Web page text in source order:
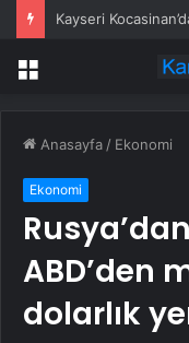
Kayseri
Menü
Anasayfa / Ekonomi
Ekonomi
ABD’den
dolarlık